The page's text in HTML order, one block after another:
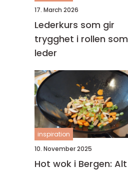
17. March 2026
Lederkurs som gir
trygghet i rollen som
leder
inspiration
10. November 2025
Hot wok i Bergen: Alt